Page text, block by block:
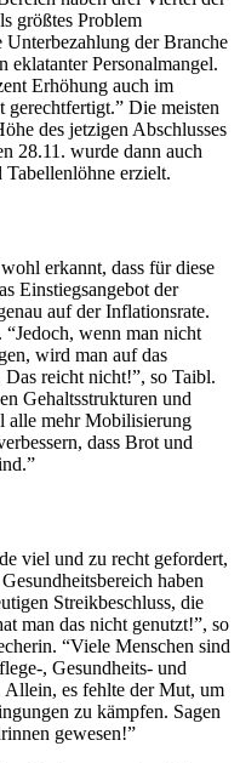
größtes Problem
der Branche
eklatanter Personalmangel.
Erhöhung auch im
Die meisten
des jetzigen Abschlusses
28.11. wurde dann auch
erzielt.
erkannt, dass für diese
Einstiegsangebot der
auf der Inflationsrate.
“Jedoch, wenn man nicht
wird man auf das
Das reicht nicht!”, so Taibl.
Gehaltsstrukturen und
alle mehr Mobilisierung
dass Brot und
viel und zu recht gefordert,
haben
Streikbeschluss, die
man das nicht genutzt!”, so
“Viele Menschen sind
, Gesundheits- und
Allein, es fehlte der Mut, um
zu kämpfen. Sagen
gewesen!”